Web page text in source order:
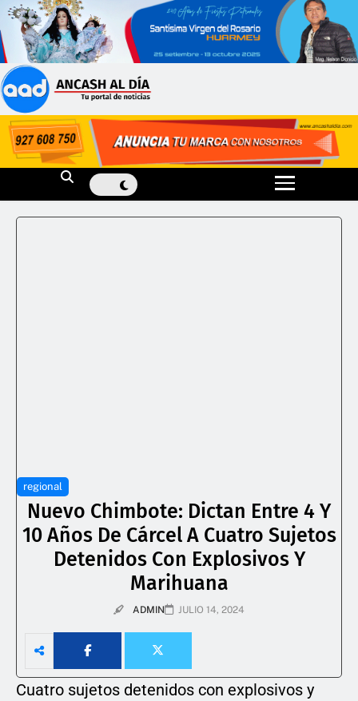
regional
Nuevo Chimbote: Dictan Entre 4 Y
10 Años De Cárcel A Cuatro Sujetos
Detenidos Con Explosivos Y
Marihuana
ADMIN JULIO 14, 2024
Cuatro sujetos detenidos con explosivos y